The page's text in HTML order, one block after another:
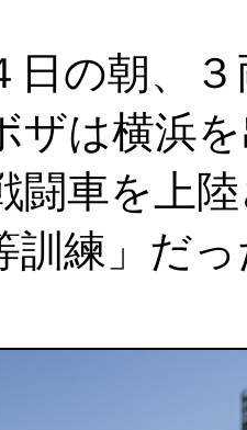
の朝、３
ザは横浜
闘車を上
訓練」だ